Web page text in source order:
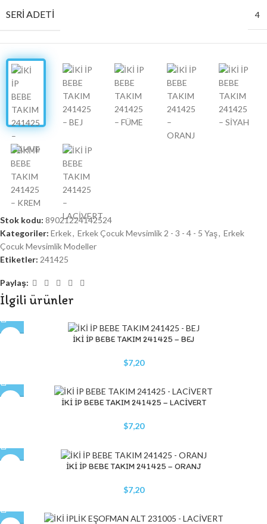
SERI ADETI 4
Stok kodu: 89021224142524
Kategoriler: Erkek, Erkek Çocuk Mevsimlik 2 - 3 - 4 - 5 Yaş, Erkek
Çocuk Mevsimlik Modeller
Etiketler: 241425
Paylaş:
İlgili ürünler
İKİ İP BEBE TAKIM 241425 – BEJ
$7,20
İKİ İP BEBE TAKIM 241425 – LACİVERT
$7,20
İKİ İP BEBE TAKIM 241425 – ORANJ
$7,20